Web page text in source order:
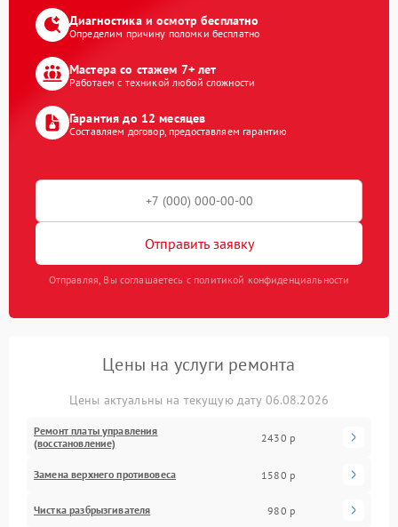
Диагностика и осмотр бесплатно
Определим причину поломки бесплатно
Мастера со стажем 7+ лет
Работаем с техникой любой сложности
Гарантия до 12 месяцев
Составляем договор, предоставляем гарантию
Отправить заявку
Отправляя, Вы соглашаетесь с политикой конфиденциальности
Цены на услуги ремонта
Цены актуальны на текущую дату 06.08.2026
Ремонт платы управления
(восстановление)
2430 р
Замена верхнего противовеса 1580 р
Чистка разбрызгивателя 980 р